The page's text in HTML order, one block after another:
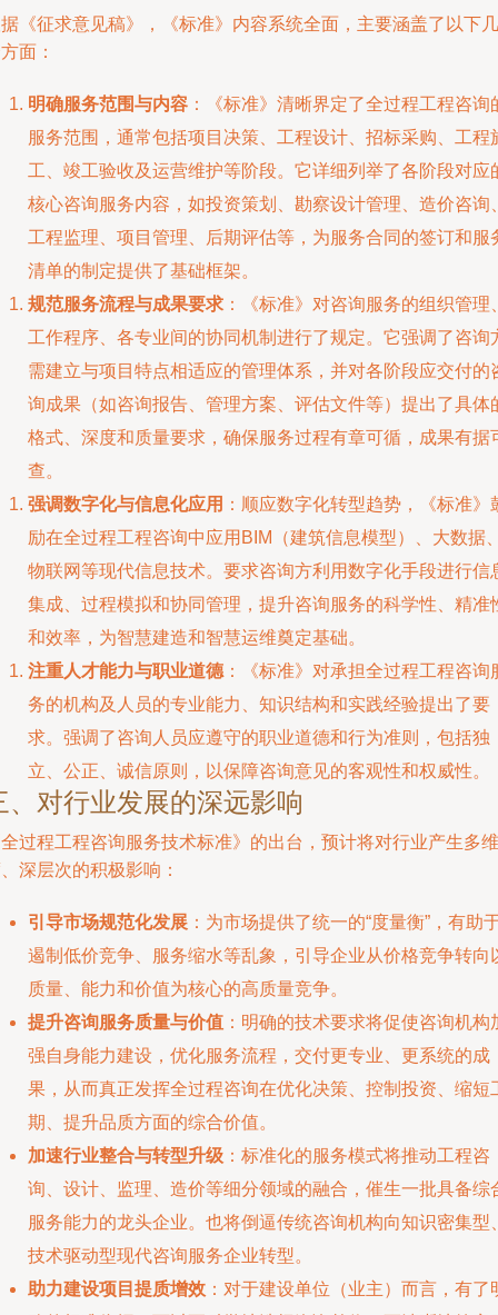
《征求意见稿》，《标准》内容系统全面，主要涵盖了以下几
面：
明确服务范围与内容 ：《标准》清晰界定了全过程工程咨询
服务范围，通常包括项目决策、工程设计、招标采购、工程
工、竣工验收及运营维护等阶段。它详细列举了各阶段对应
核心咨询服务内容，如投资策划、勘察设计管理、造价咨询
工程监理、项目管理、后期评估等，为服务合同的签订和服
清单的制定提供了基础框架。
规范服务流程与成果要求 ：《标准》对咨询服务的组织管理
工作程序、各专业间的协同机制进行了规定。它强调了咨询
需建立与项目特点相适应的管理体系，并对各阶段应交付的
询成果（如咨询报告、管理方案、评估文件等）提出了具体
格式、深度和质量要求，确保服务过程有章可循，成果有据
查。
强调数字化与信息化应用 ：顺应数字化转型趋势，《标准》
励在全过程工程咨询中应用BIM（建筑信息模型）、大数据
物联网等现代信息技术。要求咨询方利用数字化手段进行信
集成、过程模拟和协同管理，提升咨询服务的科学性、精准
和效率，为智慧建造和智慧运维奠定基础。
注重人才能力与职业道德 ：《标准》对承担全过程工程咨询
务的机构及人员的专业能力、知识结构和实践经验提出了要
求。强调了咨询人员应遵守的职业道德和行为准则，包括独
立、公正、诚信原则，以保障咨询意见的客观性和权威性。
、对行业发展的深远影响
过程工程咨询服务技术标准》的出台，预计将对行业产生多维
深层次的积极影响：
引导市场规范化发展 ：为市场提供了统一的“度量衡”，有助
遏制低价竞争、服务缩水等乱象，引导企业从价格竞争转向
质量、能力和价值为核心的高质量竞争。
提升咨询服务质量与价值 ：明确的技术要求将促使咨询机构
强自身能力建设，优化服务流程，交付更专业、更系统的成
果，从而真正发挥全过程咨询在优化决策、控制投资、缩短
期、提升品质方面的综合价值。
加速行业整合与转型升级 ：标准化的服务模式将推动工程咨
询、设计、监理、造价等细分领域的融合，催生一批具备综
服务能力的龙头企业。也将倒逼传统咨询机构向知识密集型
技术驱动型现代咨询服务企业转型。
助力建设项目提质增效 ：对于建设单位（业主）而言，有了